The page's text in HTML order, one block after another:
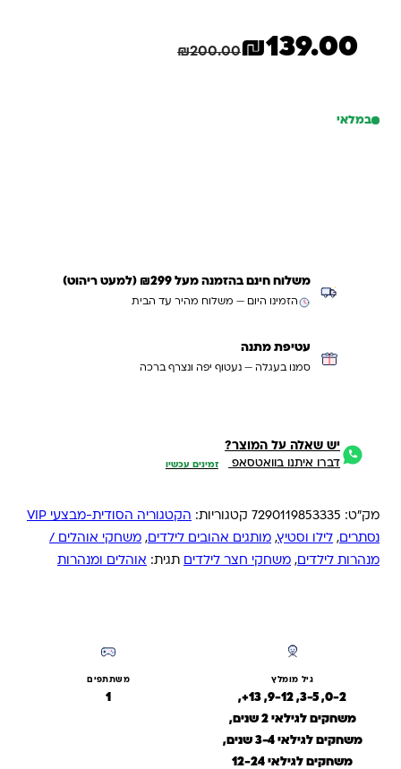
מפלדה עמידה. ₪200.00
המחיר המקורי היה: ₪200.00.
₪139.00
המחיר הנוכחי הוא: ₪139.00.
במלאי
משלוח חינם בהזמנה מעל ₪299 (למעט ריהוט)
הזמינו היום — משלוח מהיר עד הבית
עטיפת מתנה
סמנו בעגלה — נעטוף יפה ונצרף ברכה
יש שאלה על המוצר?
דברו איתנו בוואטסאפ זמינים עכשיו
מק"ט: 7290119853335 קטגוריות:
הקטגוריה הסודית-מבצעי VIP
נסתרים, לילו וסטיץ, מותגים אהובים לילדים, משחקי אוהלים /
מנהרות לילדים, משחקי חצר לילדים תגית: אוהלים ומנהרות
גיל מומלץ
0-2, 3-5, 9-12, 13+,
משחקים לגילאי 2 שנים,
משחקים לגילאי 3-4 שנים,
משחקים לגילאי 12-24
משתתפים
1